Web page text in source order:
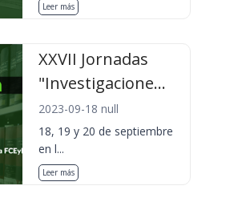
Leer más
XXVII Jornadas
"Investigacione...
2023-09-18 null
18, 19 y 20 de septiembre
en l...
Leer más